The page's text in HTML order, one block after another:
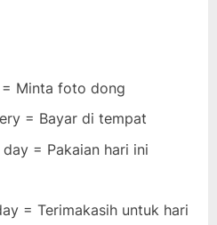
Minta foto dong
= Bayar di tempat
= Pakaian hari ini
= Terimakasih untuk hari